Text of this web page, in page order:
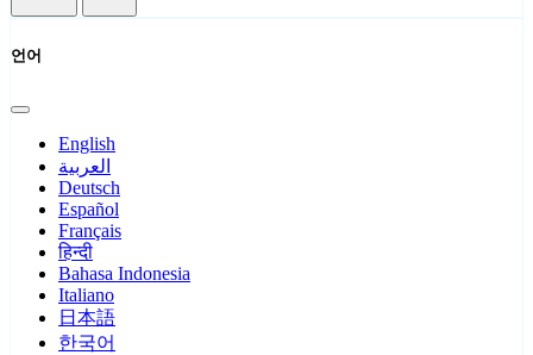
언어
English
العربية
Deutsch
Español
Français
हिन्दी
Bahasa Indonesia
Italiano
日本語
한국어